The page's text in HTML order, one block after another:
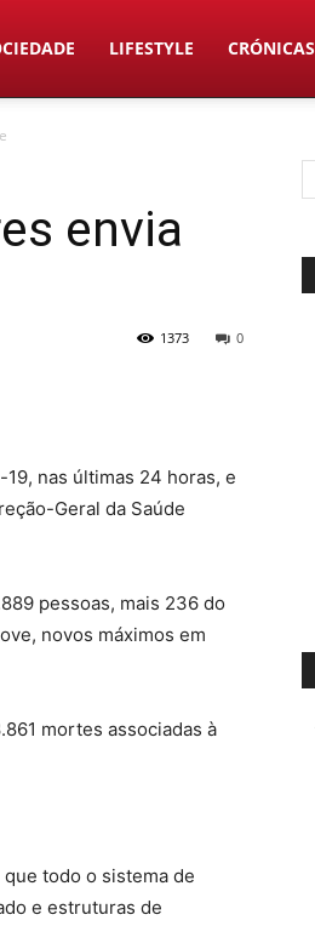
LIFESTYLE CRÓNICAS
envia
0
1373
nas últimas 24 horas, e
Geral da Saúde
pessoas, mais 236 do
novos máximos em
mortes associadas à
todo o sistema de
e estruturas de